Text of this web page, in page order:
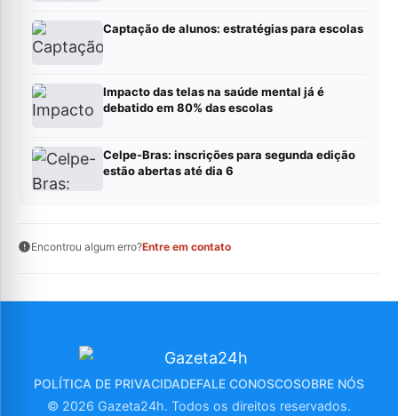
Captação de alunos: estratégias para escolas
Impacto das telas na saúde mental já é
debatido em 80% das escolas
Celpe-Bras: inscrições para segunda edição
estão abertas até dia 6
Encontrou algum erro?Entre em contato
POLÍTICA DE PRIVACIDADEFALE CONOSCOSOBRE NÓS
© 2026 Gazeta24h. Todos os direitos reservados.